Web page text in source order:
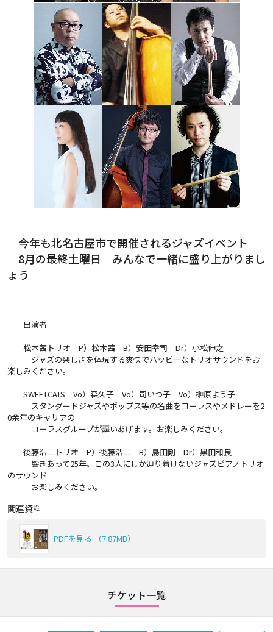
今年も北名古屋市で開催されるジャズイベント
8月の最終土曜日 みんなで一緒に盛り上がりまし
ょう
出演者
松本茜トリオ P）松本茜 B）安田幸司 Dr）小松伸之
ジャズの楽しさを体現する爽快でハッピーなトリオサウンドをお
楽しみください。
SWEETCATS Vo）森久子 Vo）司いつ子 Vo）榊原よう子
スタンダードジャズやポップス等の名曲をコーラスやメドレーを2
0余年のキャリアの
コーラスグループが謳いあげます。お楽しみください。
後藤浩二トリオ P）後藤浩二 B）島田剛 Dr）黒田和良
響きあって25年。この3人にしか辿り着けないジャズピアノトリオ
のサウンド
お楽しみください。
関連資料
PDFを見る （7.87MB）
チケット一覧